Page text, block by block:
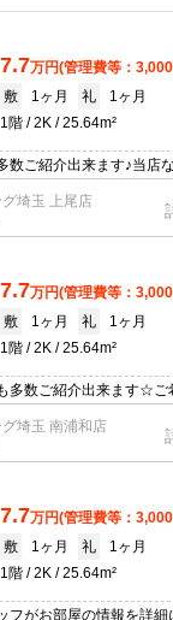
7.7万円(管理費等：
敷
1ヶ月 礼
1ヶ月
1階
2K 25.64m²
数ご紹介出来ます♪当店
でのお問い合わせの際
対応できます♪
埼玉 上尾店
7.7万円(管理費等：
敷
1ヶ月 礼
1ヶ月
1階
2K 25.64m²
多数ご紹介出来ます☆ご
す♪
埼玉 南浦和店
7.7万円(管理費等：
敷
1ヶ月 礼
1ヶ月
1階
2K 25.64m²
フがお部屋の情報を詳細